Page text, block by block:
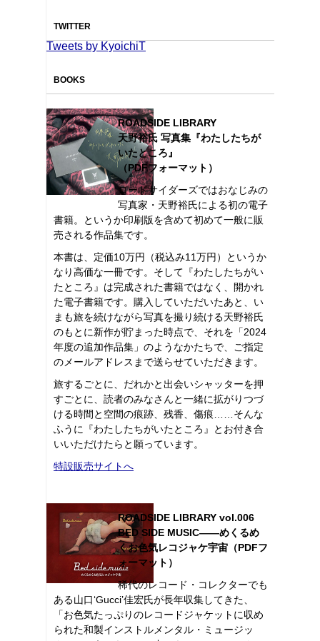
TWITTER
Tweets by KyoichiT
BOOKS
ROADSIDE LIBRARY
天野裕氏 写真集『わたしたちが
いたところ』
（PDFフォーマット）
ロードサイダーズではおなじみの
写真家・天野裕氏による初の電子
書籍。というか印刷版を含めて初めて一般に販
売される作品集です。
本書は、定価10万円（税込み11万円）というか
なり高価な一冊です。そして『わたしたちがい
たところ』は完成された書籍ではなく、開かれ
た電子書籍です。購入していただいたあと、い
まも旅を続けながら写真を撮り続ける天野裕氏
のもとに新作が貯まった時点で、それを「2024
年度の追加作品集」のようなかたちで、ご指定
のメールアドレスまで送らせていただきます。
旅するごとに、だれかと出会いシャッターを押
すごとに、読者のみなさんと一緒に拡がりつづ
ける時間と空間の痕跡、残香、傷痕……そんな
ふうに『わたしたちがいたところ』とお付き合
いいただけたらと願っています。
特設販売サイトへ
ROADSIDE LIBRARY vol.006
BED SIDE MUSIC――めくるめ
くお色気レコジャケ宇宙（PDFフ
ォーマット）
稀代のレコード・コレクターでも
ある山口‘Gucci’佳宏氏が長年収集してきた、
「お色気たっぷりのレコードジャケットに収め
られた和製インストルメンタル・ミュージッ